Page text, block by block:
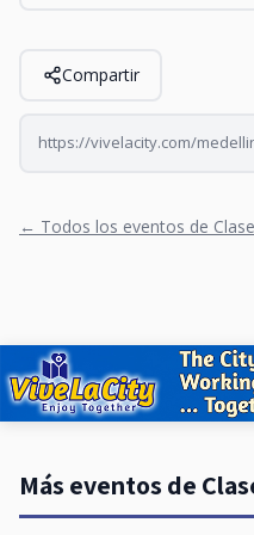
Compartir
← Todos los eventos de
Más eventos de